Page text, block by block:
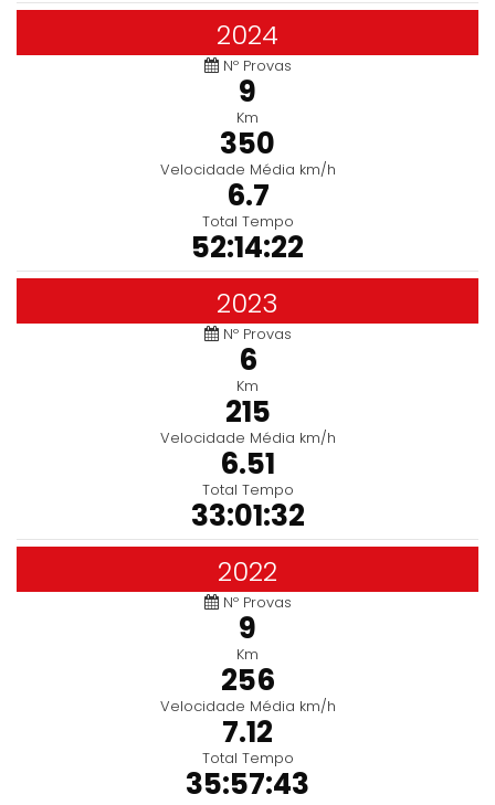
2024
Nº Provas
9
Km
350
Velocidade Média km/h
6.7
Total Tempo
52:14:22
2023
Nº Provas
6
Km
215
Velocidade Média km/h
6.51
Total Tempo
33:01:32
2022
Nº Provas
9
Km
256
Velocidade Média km/h
7.12
Total Tempo
35:57:43